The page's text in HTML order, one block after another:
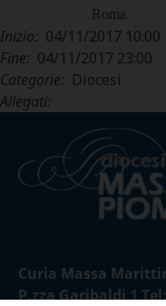
Roma.
Inizio: 04/11/2017 10:00
Fine: 04/11/2017 23:00
Categorie: Diocesi
Allegati:
Curia Massa
P.zza Garibaldi 1